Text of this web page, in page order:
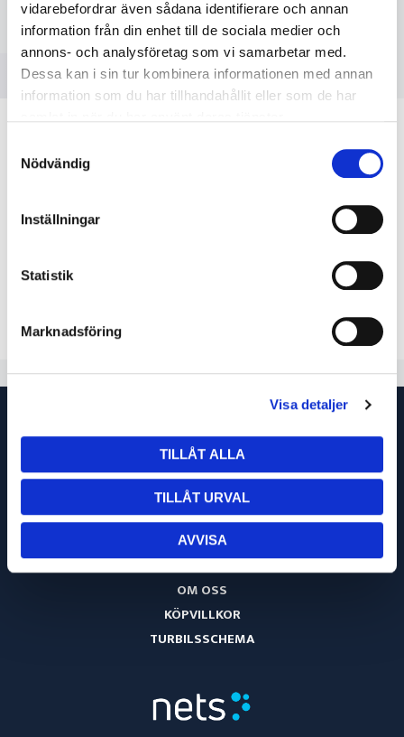
vidarebefordrar även sådana identifierare och annan
information från din enhet till de sociala medier och
annons- och analysföretag som vi samarbetar med.
Dessa kan i sin tur kombinera informationen med annan
information som du har tillhandahållit eller som de har
Nödvändig
Inställningar
Statistik
Marknadsföring
Visa detaljer
TILLÅT ALLA
TILLÅT URVAL
AVVISA
RELATERADE PRODUKTER
Återställbart
IQ30050000
bakslagsskydd Oxygen
1 066
OM OSS
KÖPVILLKOR
TURBILSSCHEMA